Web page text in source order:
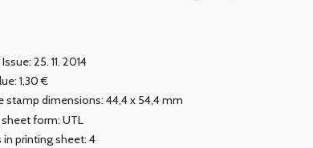
25. 11. 2014
1,30 €
stamp dimensions: 44,4 x 54,4 mm
form: UTL
in printing sheet: 4